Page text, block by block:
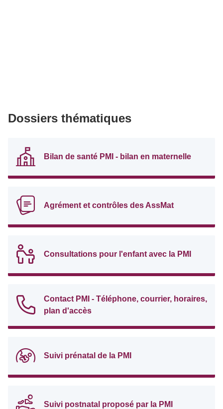
Dossiers thématiques
Bilan de santé PMI - bilan en maternelle
Agrément et contrôles des AssMat
Consultations pour l'enfant avec la PMI
Contact PMI - Téléphone, courrier, horaires,
plan d'accès
Suivi prénatal de la PMI
Suivi postnatal proposé par la PMI